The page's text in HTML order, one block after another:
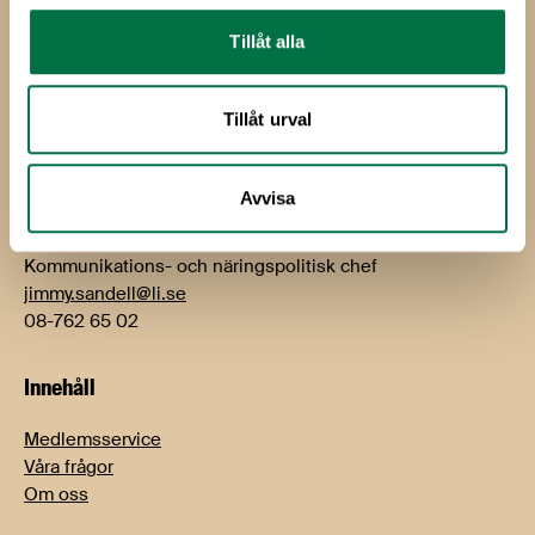
Tillåt alla
Tillåt urval
Avvisa
bjorn.hellman@li.se
Jimmy Sandell
Kommunikations- och näringspolitisk chef
jimmy.sandell@li.se
08-762 65 02
Innehåll
Medlemsservice
Våra frågor
Om oss